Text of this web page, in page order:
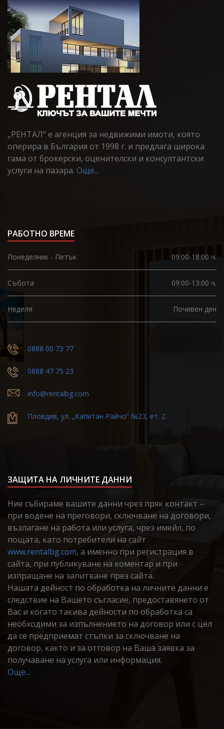
„РЕНТАЛ“ е агенция за недвижими имоти, която
оперира в България от 1998 г. и предлага широка
гама от брокерски, оценителски и консултантски
услуги на пазара. Още...
РАБОТНО ВРЕМЕ
Понеделник - Петък 09:00-18:00 ч.
Събота 09:00-13:00 ч.
Неделя Почивен ден
0888 00 73 77
0888 47 75 23
info@rentalbg.com
Пловдив, ул. „Капитан Райчо“ №23, ет. 2
ЗАЩИТА НА ЛИЧНИТЕ ДАННИ
Ние събираме вашите данни чрез пряк контакт –
при водене на преговори, сключване на договори,
възлагане на работа или услуга, чрез имейл, по
пощата, като потребители на сайт
www.rentalbg.com, а именно при регистрация в
сайта, при публикуване на коментар и при
изпращане на запитване през сайта.
Нашата дейност по обработка на личните данни е
следствие на Вашето съгласие, предоставянето от
Вас и когато такива дейности по обработка са
необходими за изпълнението на договор или с цел
да се предприемат стъпки за сключване на
договор, както и за отговор на Ваша заявка за
получаване на услуга или информация.
Още...